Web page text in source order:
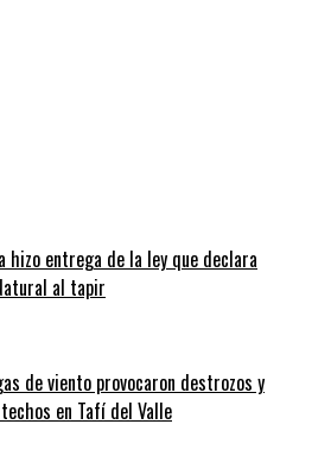
hizo entrega de la ley que declara
al tapir
de viento provocaron destrozos y
en Tafí del Valle